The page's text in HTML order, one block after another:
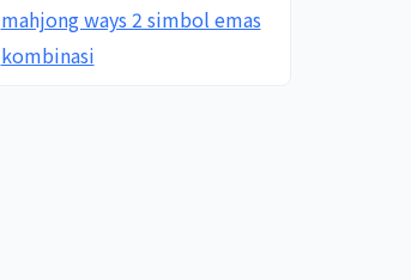
mahjong ways 2 simbol emas
kombinasi